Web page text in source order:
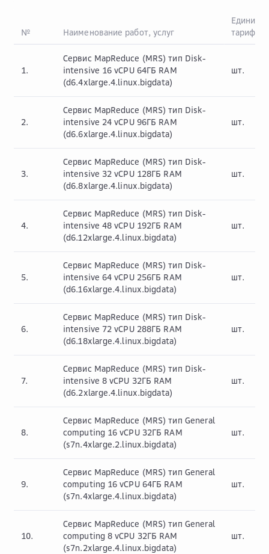
№ Наименование работ, услуг
Единица
1.
Сервис MapReduce (MRS) тип Disk-
intensive 16 vCPU 64ГБ RAM
(d6.4xlarge.4.linux.bigdata)
шт.
2.
Сервис MapReduce (MRS) тип Disk-
intensive 24 vCPU 96ГБ RAM
(d6.6xlarge.4.linux.bigdata)
шт.
3.
Сервис MapReduce (MRS) тип Disk-
intensive 32 vCPU 128ГБ RAM
(d6.8xlarge.4.linux.bigdata)
шт.
4.
Сервис MapReduce (MRS) тип Disk-
intensive 48 vCPU 192ГБ RAM
(d6.12xlarge.4.linux.bigdata)
шт.
5.
Сервис MapReduce (MRS) тип Disk-
intensive 64 vCPU 256ГБ RAM
(d6.16xlarge.4.linux.bigdata)
шт.
6.
Сервис MapReduce (MRS) тип Disk-
intensive 72 vCPU 288ГБ RAM
(d6.18xlarge.4.linux.bigdata)
шт.
7.
Сервис MapReduce (MRS) тип Disk-
intensive 8 vCPU 32ГБ RAM
(d6.2xlarge.4.linux.bigdata)
шт.
8.
Сервис MapReduce (MRS) тип General
computing 16 vCPU 32ГБ RAM
(s7n.4xlarge.2.linux.bigdata)
шт.
9.
Сервис MapReduce (MRS) тип General
computing 16 vCPU 64ГБ RAM
(s7n.4xlarge.4.linux.bigdata)
шт.
10.
Сервис MapReduce (MRS) тип General
computing 8 vCPU 32ГБ RAM
(s7n.2xlarge.4.linux.bigdata)
шт.